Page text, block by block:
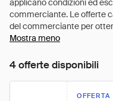
Mostra meno
4 offerte disponibili
OFFERTA